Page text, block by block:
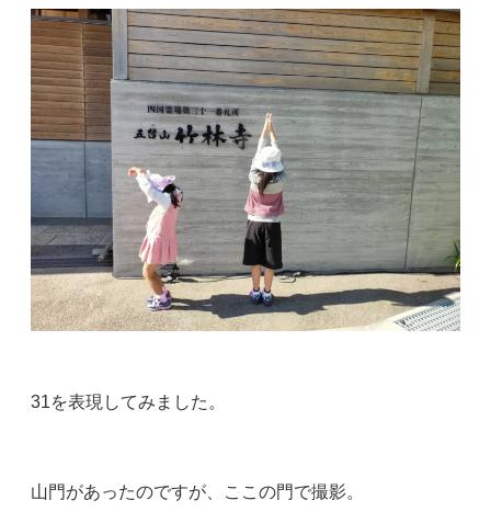
31を表現してみました。
山門があったのですが、ここの門で撮影。